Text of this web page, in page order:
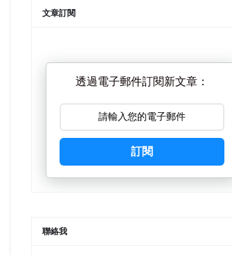
文章訂閱
透過電子郵件訂閱新文章：
訂閱
聯絡我